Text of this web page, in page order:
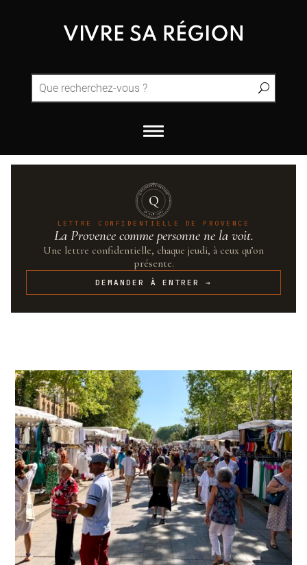
QUINTESSENCE·PROVENCE
UN·SUR·CENT
Q
LETTRE CONFIDENTIELLE DE PROVENCE
La Provence comme personne ne la voit.
Une lettre confidentielle, chaque jeudi, à ceux qu’on
présente.
DEMANDER À ENTRER →